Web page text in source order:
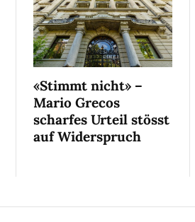
«Stimmt nicht» –
Mario Grecos
scharfes Urteil stösst
auf Widerspruch